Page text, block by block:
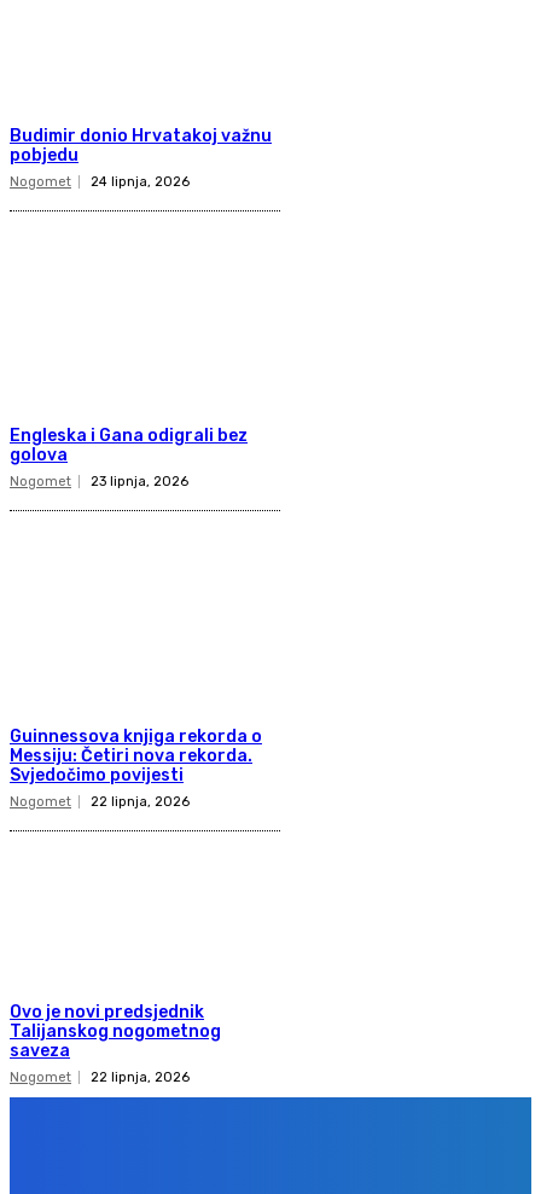
Budimir donio Hrvatakoj važnu
pobjedu
Nogomet 24 lipnja, 2026
Engleska i Gana odigrali bez
golova
Nogomet 23 lipnja, 2026
Guinnessova knjiga rekorda o
Messiju: Četiri nova rekorda.
Svjedočimo povijesti
Nogomet 22 lipnja, 2026
Ovo je novi predsjednik
Talijanskog nogometnog
saveza
Nogomet 22 lipnja, 2026